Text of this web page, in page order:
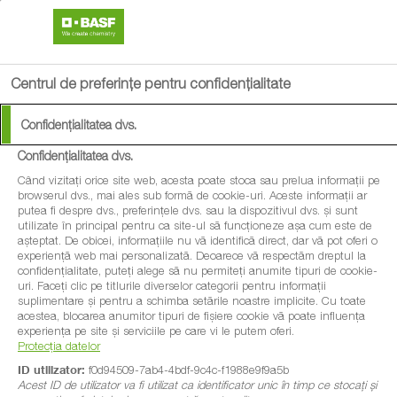
Centrul de preferințe pentru confidențialitate
Confidențialitatea dvs.
Confidențialitatea dvs.
Când vizitați orice site web, acesta poate stoca sau prelua informații pe
browserul dvs., mai ales sub formă de cookie-uri. Aceste informații ar
putea fi despre dvs., preferințele dvs. sau la dispozitivul dvs. și sunt
utilizate în principal pentru ca site-ul să funcționeze așa cum este de
așteptat. De obicei, informațiile nu vă identifică direct, dar vă pot oferi o
experiență web mai personalizată. Deoarece vă respectăm dreptul la
confidențialitate, puteți alege să nu permiteți anumite tipuri de cookie-
uri. Faceți clic pe titlurile diverselor categorii pentru informații
suplimentare și pentru a schimba setările noastre implicite. Cu toate
acestea, blocarea anumitor tipuri de fișiere cookie vă poate influența
experiența pe site și serviciile pe care vi le putem oferi.
Protecția datelor
ID utilizator: f0d94509-7ab4-4bdf-9c4c-f1988e9f9a5b
Acest ID de utilizator va fi utilizat ca identificator unic în timp ce stocați și